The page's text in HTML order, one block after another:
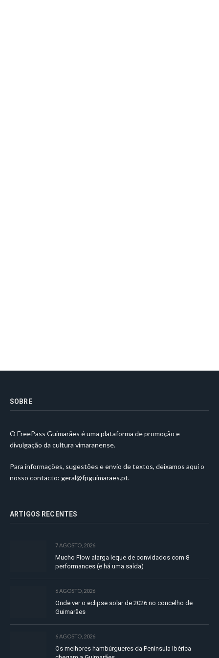
SOBRE
O FreePass Guimarães é uma plataforma de promoção e
divulgação da cultura vimaranense.
Para informações, sugestões e envio de textos, deixamos aqui o
nosso contacto: geral@fpguimaraes.pt.
ARTIGOS RECENTES
7 AGOSTO, 2026
Mucho Flow alarga leque de convidados com 8
performances (e há uma saída)
6 AGOSTO, 2026
Onde ver o eclipse solar de 2026 no concelho de
Guimarães
6 AGOSTO, 2026
Os melhores hambúrgueres da Península Ibérica